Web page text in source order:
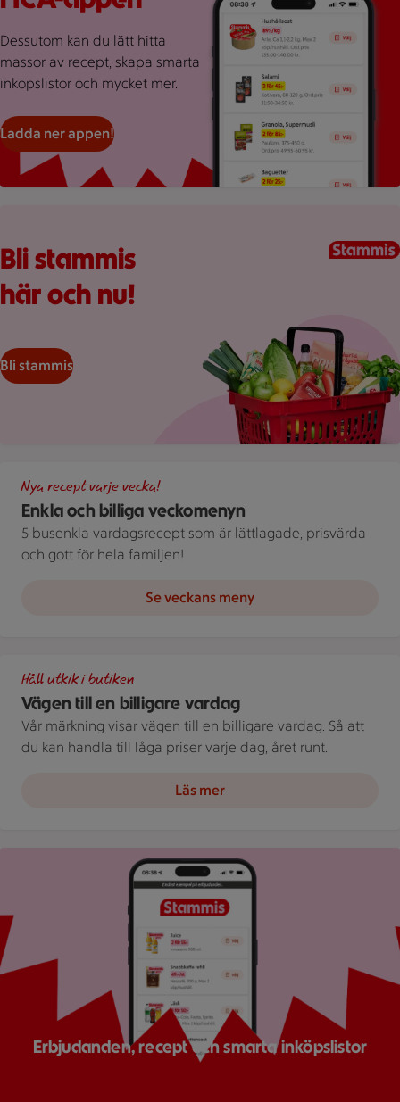
Dessutom kan du lätt hitta
massor av recept, skapa smarta
inköpslistor och mycket mer.
Ladda ner appen!
Bli stammis
här och nu!
Bli stammis
Enkla och billiga veckomenyn
Nya recept varje vecka!
5 busenkla vardagsrecept som är lättlagade, prisvärda
och gott för hela familjen!
Se veckans meny
Vägen till en billigare vardag
Håll utkik i butiken
Vår märkning visar vägen till en billigare vardag. Så att
du kan handla till låga priser varje dag, året runt.
Läs mer
Bild på mobil som visar ICA appen
Erbjudanden, recept och smarta inköpslistor